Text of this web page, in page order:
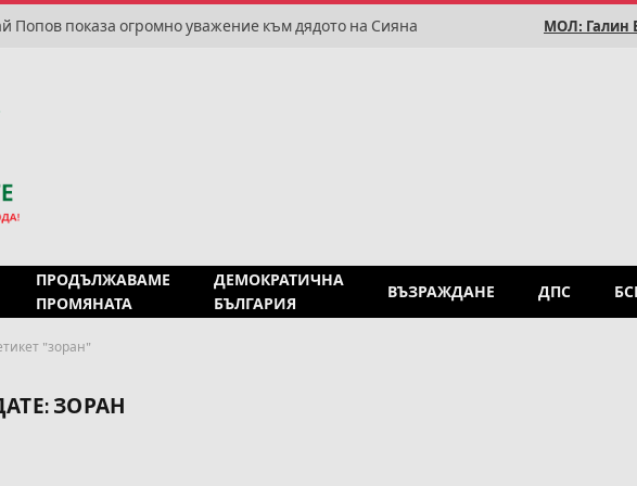
Попов показа огромно уважение към дядото на Сияна МОЛ: Галин
ПРОДЪЛЖАВАМЕ
ПРОМЯНАТА
ДЕМОКРАТИЧНА
БЪЛГАРИЯ
ВЪЗРАЖДАНЕ ДПС
"зоран"
ЗОРАН